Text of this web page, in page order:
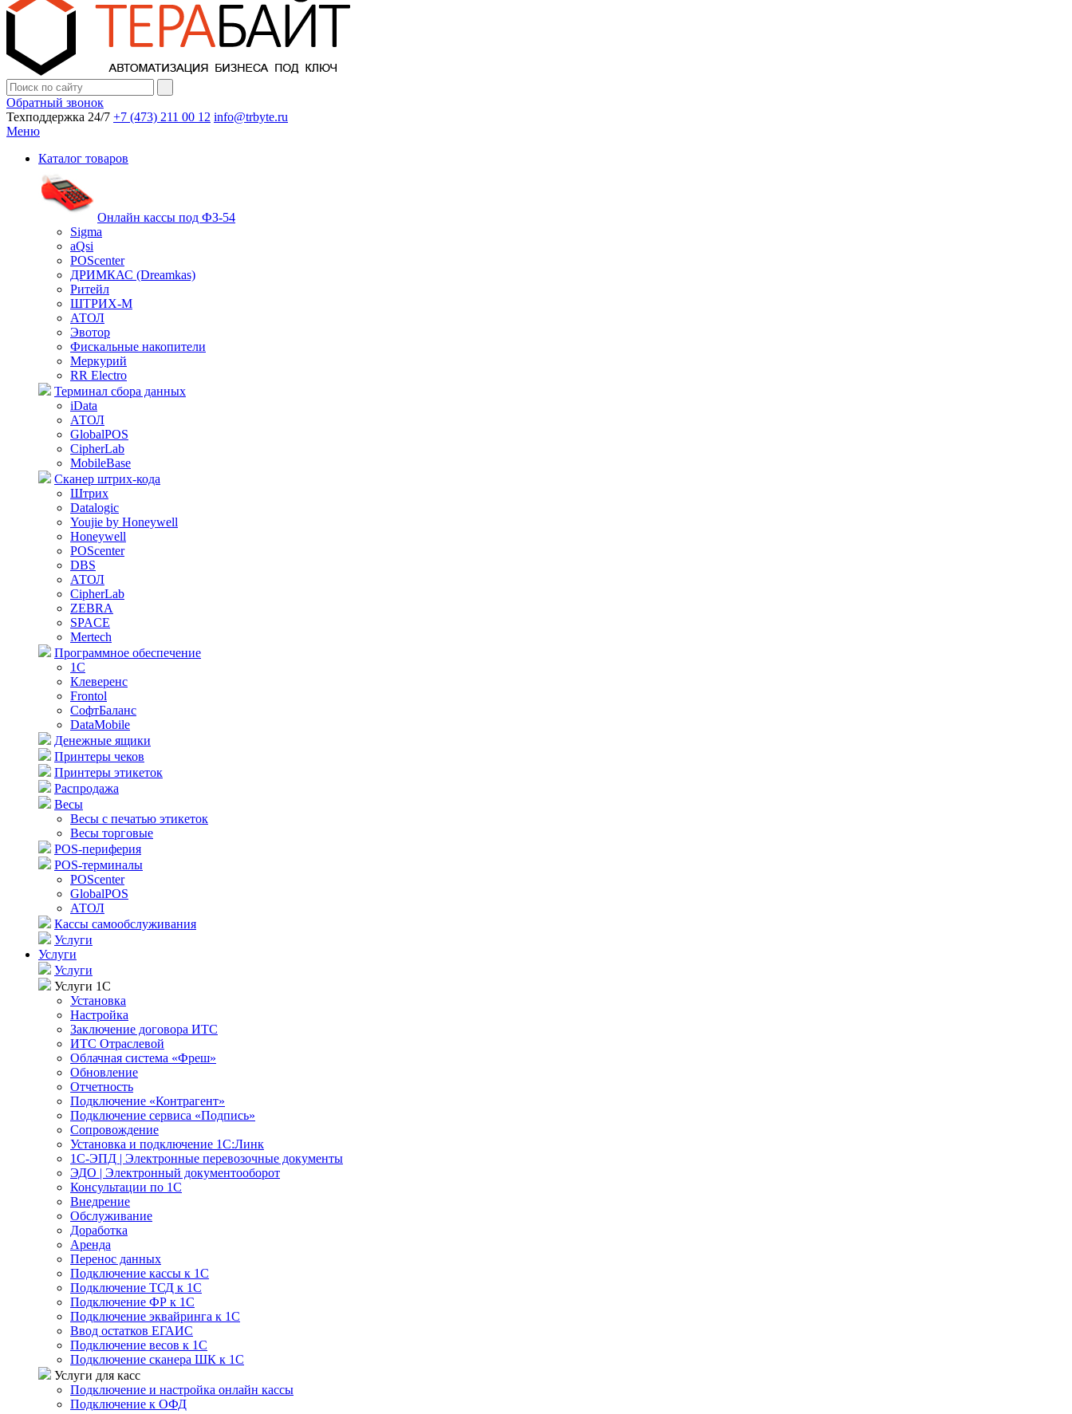
Обратный звонок
Техподдержка 24/7 +7 (473) 211 00 12 info@trbyte.ru
Меню
Каталог товаров
Онлайн кассы под ФЗ-54
Sigma
aQsi
POScenter
ДРИМКАС (Dreamkas)
Ритейл
ШТРИХ-М
АТОЛ
Эвотор
Фискальные накопители
Меркурий
RR Electro
Терминал сбора данных
iData
АТОЛ
GlobalPOS
CipherLab
MobileBase
Сканер штрих-кода
Штрих
Datalogic
Youjie by Honeywell
Honeywell
POScenter
DBS
АТОЛ
CipherLab
ZEBRA
SPACE
Mertech
Программное обеспечение
1С
Клеверенс
Frontol
СофтБаланс
DataMobile
Денежные ящики
Принтеры чеков
Принтеры этикеток
Распродажа
Весы
Весы с печатью этикеток
Весы торговые
POS-периферия
POS-терминалы
POScenter
GlobalPOS
АТОЛ
Кассы самообслуживания
Услуги
Услуги
Услуги
Услуги 1С
Установка
Настройка
Заключение договора ИТС
ИТС Отраслевой
Облачная система «Фреш»
Обновление
Отчетность
Подключение «Контрагент»
Подключение сервиса «Подпись»
Сопровождение
Установка и подключение 1С:Линк
1С-ЭПД | Электронные перевозочные документы
ЭДО | Электронный документооборот
Консультации по 1С
Внедрение
Обслуживание
Доработка
Аренда
Перенос данных
Подключение кассы к 1С
Подключение ТСД к 1С
Подключение ФР к 1С
Подключение эквайринга к 1С
Ввод остатков ЕГАИС
Подключение весов к 1С
Подключение сканера ШК к 1С
Услуги для касс
Подключение и настройка онлайн кассы
Подключение к ОФД